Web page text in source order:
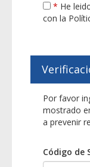
* He
con la
Por favor
mostrado
a prevenir
Código de